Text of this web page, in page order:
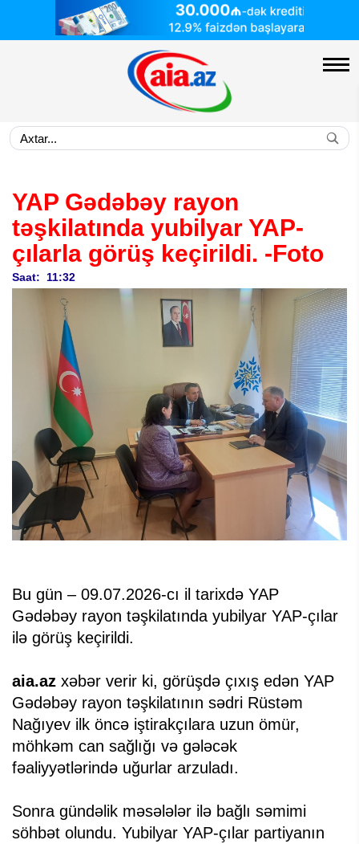
YAP Gədəbəy rayon
təşkilatında yubilyar YAP-
çılarla görüş keçirildi. -Foto
Saat: 11:32
Bu gün – 09.07.2026-cı il tarixdə YAP
Gədəbəy rayon təşkilatında yubilyar YAP-çılar
ilə görüş keçirildi.
aia.az xəbər verir ki, görüşdə çıxış edən YAP
Gədəbəy rayon təşkilatının sədri Rüstəm
Nağıyev ilk öncə iştirakçılara uzun ömür,
möhkəm can sağlığı və gələcək
fəaliyyətlərində uğurlar arzuladı.
Sonra gündəlik məsələlər ilə bağlı səmimi
söhbət olundu. Yubilyar YAP-çılar partiyanın